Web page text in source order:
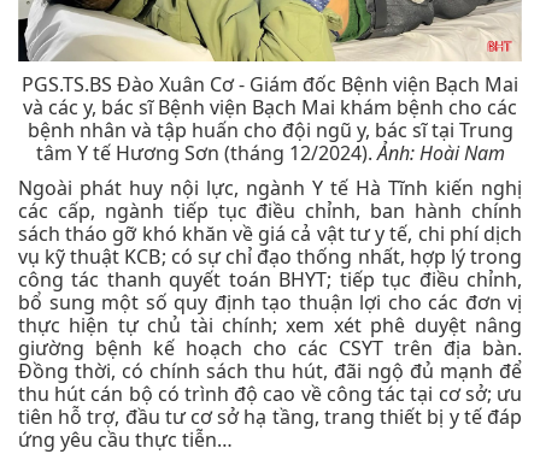
PGS.TS.BS Đào Xuân Cơ - Giám đốc Bệnh viện Bạch Mai
và các y, bác sĩ Bệnh viện Bạch Mai khám bệnh cho các
bệnh nhân và tập huấn cho đội ngũ y, bác sĩ tại Trung
tâm Y tế Hương Sơn (tháng 12/2024).Ảnh: Hoài Nam
Ngoài phát huy nội lực, ngành Y tế Hà Tĩnh kiến nghị
các cấp, ngành tiếp tục điều chỉnh, ban hành chính
sách tháo gỡ khó khăn về giá cả vật tư y tế, chi phí dịch
vụ kỹ thuật KCB; có sự chỉ đạo thống nhất, hợp lý trong
công tác thanh quyết toán BHYT; tiếp tục điều chỉnh,
bổ sung một số quy định tạo thuận lợi cho các đơn vị
thực hiện tự chủ tài chính; xem xét phê duyệt nâng
giường bệnh kế hoạch cho các CSYT trên địa bàn.
Đồng thời, có chính sách thu hút, đãi ngộ đủ mạnh để
thu hút cán bộ có trình độ cao về công tác tại cơ sở; ưu
tiên hỗ trợ, đầu tư cơ sở hạ tầng, trang thiết bị y tế đáp
ứng yêu cầu thực tiễn…